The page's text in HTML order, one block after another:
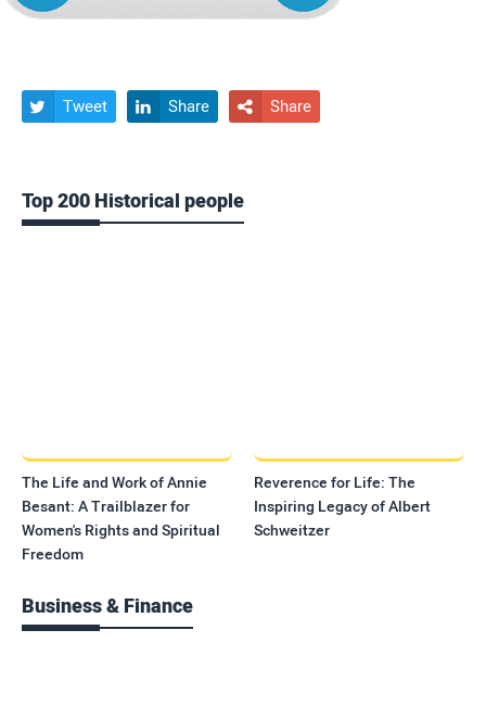
 Tweet  Share  Share
Top 200 Historical people
The Life and Work of Annie
Besant: A Trailblazer for
Women's Rights and Spiritual
Freedom
Reverence for Life: The
Inspiring Legacy of Albert
Schweitzer
Business & Finance